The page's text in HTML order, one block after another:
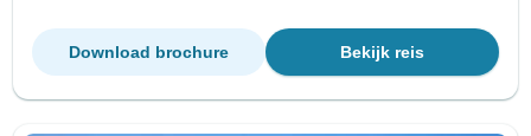
Bekijk reis
Download brochure